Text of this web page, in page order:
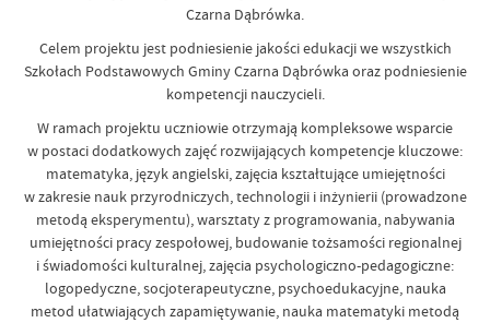
Czarna Dąbrówka.
Celem projektu jest podniesienie jakości edukacji we wszystkich
Szkołach Podstawowych Gminy Czarna Dąbrówka oraz podniesienie
kompetencji nauczycieli.
W ramach projektu uczniowie otrzymają kompleksowe wsparcie
w postaci dodatkowych zajęć rozwijających kompetencje kluczowe:
matematyka, język angielski, zajęcia kształtujące umiejętności
w zakresie nauk przyrodniczych, technologii i inżynierii (prowadzone
metodą eksperymentu), warsztaty z programowania, nabywania
umiejętności pracy zespołowej, budowanie tożsamości regionalnej
i świadomości kulturalnej, zajęcia psychologiczno-pedagogiczne:
logopedyczne, socjoterapeutyczne, psychoedukacyjne, nauka
metod ułatwiających zapamiętywanie, nauka matematyki metodą